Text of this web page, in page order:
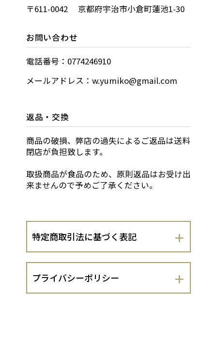
〒611-0042 京都府宇治市小倉町蓮池1-30
お問い合わせ
電話番号：0774246910
メールアドレス：w.yumiko@gmail.com
返品・交換
商品の破損、弊店の過失によるご返品は送料
閉店が負担致します。
取扱商品が食品のため、原則返品はお受け出
来ませんので予めご了承ください。
特定商取引法に基づく表記
会社名
有限会社ラブリースペース
プライバシーポリシー